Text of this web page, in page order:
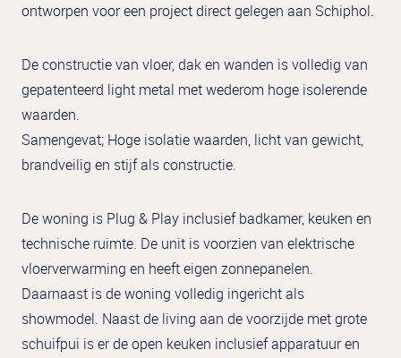
ontworpen voor een project direct gelegen aan Schiphol.
De constructie van vloer, dak en wanden is volledig van
gepatenteerd light metal met wederom hoge isolerende
waarden.
Samengevat; Hoge isolatie waarden, licht van gewicht,
brandveilig en stijf als constructie.
De woning is Plug & Play inclusief badkamer, keuken en
technische ruimte. De unit is voorzien van elektrische
vloerverwarming en heeft eigen zonnepanelen.
Daarnaast is de woning volledig ingericht als
showmodel. Naast de living aan de voorzijde met grote
schuifpui is er de open keuken inclusief apparatuur en